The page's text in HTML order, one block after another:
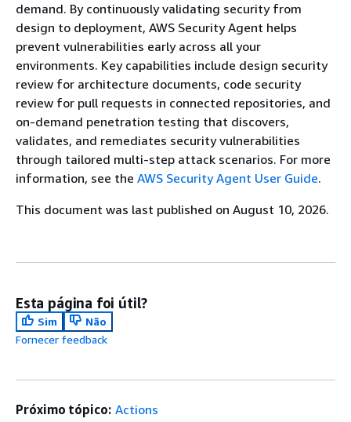
demand. By continuously validating security from
design to deployment, AWS Security Agent helps
prevent vulnerabilities early across all your
environments. Key capabilities include design security
review for architecture documents, code security
review for pull requests in connected repositories, and
on-demand penetration testing that discovers,
validates, and remediates security vulnerabilities
through tailored multi-step attack scenarios. For more
information, see the AWS Security Agent User Guide.
This document was last published on August 10, 2026.
Esta página foi útil?
Sim
Não
Fornecer feedback
Próximo tópico: Actions